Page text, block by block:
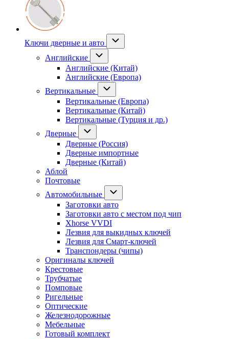
Ключи дверные и авто
Английские
Английские (Китай)
Английские (Европа)
Вертикальные
Вертикальные (Европа)
Вертикальные (Китай)
Вертикальные (Турция и др.)
Дверные
Дверные (Россия)
Дверные импортные
Дверные (Китай)
Аблой
Почтовые
Автомобильные
Заготовки авто
Заготовки авто с местом под чип
Xhorse VVDI
Лезвия для выкидных ключей
Лезвия для Смарт-ключей
Транспондеры (чипы)
Оригиналы ключей
Крестовые
Трубчатые
Помповые
Ригельные
Оптические
Железнодорожные
Мебельные
Готовый комплект